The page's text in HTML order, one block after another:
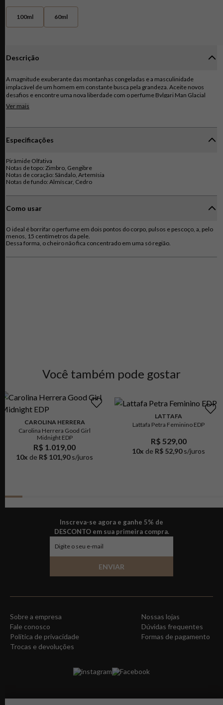
100ml 60ml
Descrição
A magnitude exuberante das montanhas congeladas e a masculinidade
implacável de um homem em constante busca pela grandeza. Aceite novos
desafios e encontre uma nova liberdade com o perfume Bvlgari Man Glacial
Essence. Uma fragrância profundamente sedutora que revela a magnitude das
montanhas. A fragrância abre com notas refrescantes de Bagas de Zimbro
impulso aromático de Essência de Sândalo Australiano, Raiz de Íris e Essência
Clearwood® e Essência de Almíscar. O mestre perfumista que assina esta
Ver mais
Especificações
Pirâmide Olfativa
Notas de topo: Zimbro, Gengibre
Notas de coração: Sândalo, Artemísia
Notas de fundo: Almíscar, Cedro
Como usar
O ideal é borrifar o perfume em dois pontos do corpo, pulsos e pescoço, a, pelo
menos, 15 centímetros da pele.
Dessa forma, o cheiro não fica concentrado em uma só região.
Você também pode gostar
CAROLINA HERRERA
Carolina Herrera Good Girl
Midnight EDP
R$ 1.019,00
10x de R$ 101,90 s/juros
LATTAFA
Lattafa Petra Feminino EDP
R$ 529,00
10x de R$ 52,90 s/juros
Inscreva-se agora e ganhe 5% de
DESCONTO em sua primeira compra.
ENVIAR
Sobre a empresa
Nossas lojas
Fale conosco
Dúvidas frequentes
Política de privacidade
Formas de pagamento
Trocas e devoluções
instagram Facebook